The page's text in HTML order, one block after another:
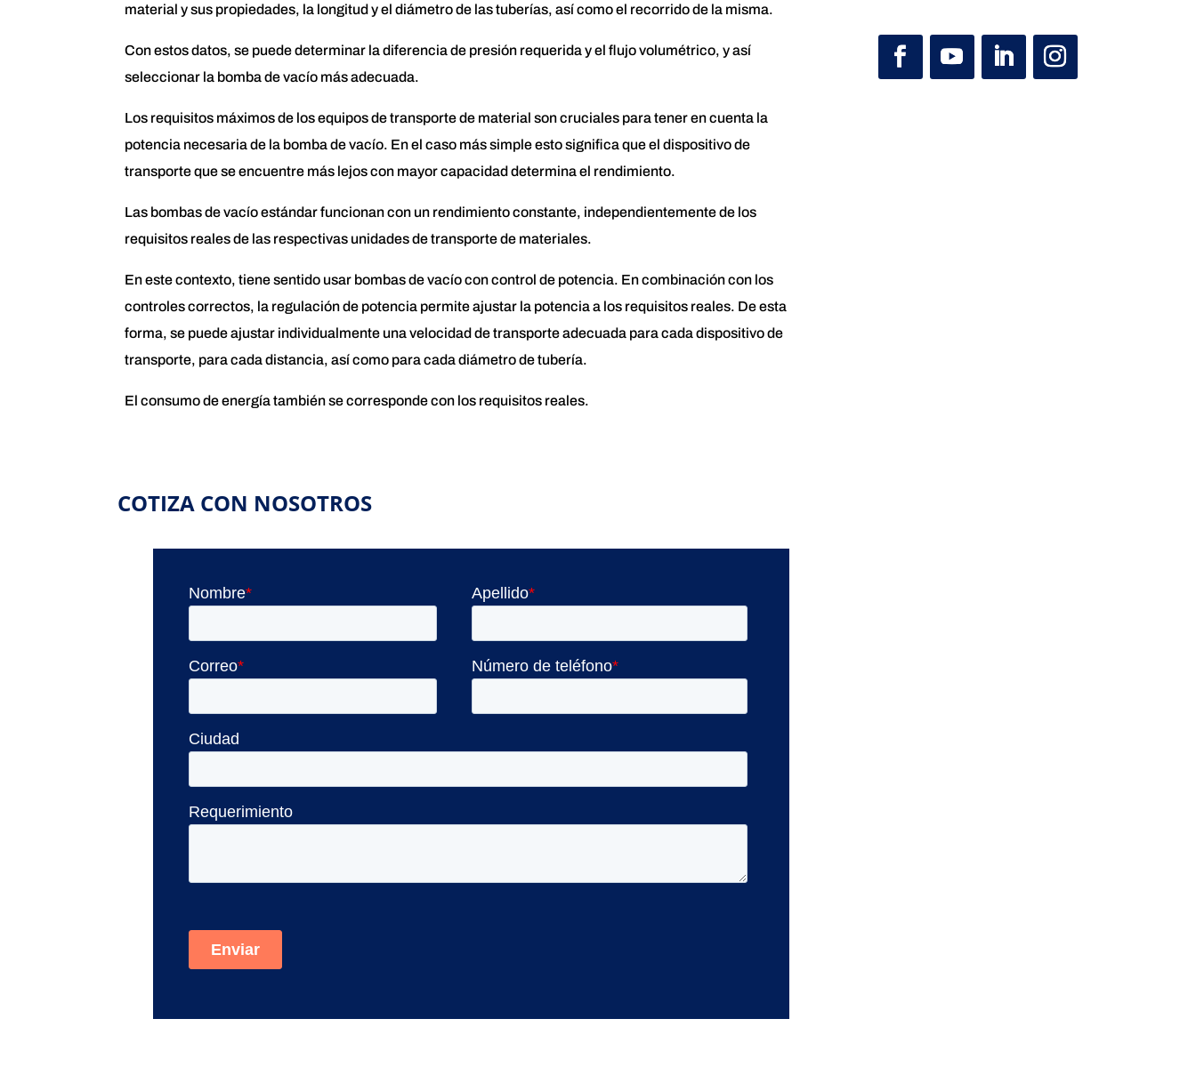
material y sus propiedades, la longitud y el diámetro de las tuberías, así como el recorrido de la misma.
Con estos datos, se puede determinar la diferencia de presión requerida y el flujo volumétrico, y así
seleccionar la bomba de vacío más adecuada.
Los requisitos máximos de los equipos de transporte de material son cruciales para tener en cuenta la
potencia necesaria de la bomba de vacío. En el caso más simple esto significa que el dispositivo de
transporte que se encuentre más lejos con mayor capacidad determina el rendimiento.
Las bombas de vacío estándar funcionan con un rendimiento constante, independientemente de los
requisitos reales de las respectivas unidades de transporte de materiales.
En este contexto, tiene sentido usar bombas de vacío con control de potencia. En combinación con los
controles correctos, la regulación de potencia permite ajustar la potencia a los requisitos reales. De esta
forma, se puede ajustar individualmente una velocidad de transporte adecuada para cada dispositivo de
transporte, para cada distancia, así como para cada diámetro de tubería.
El consumo de energía también se corresponde con los requisitos reales.
COTIZA CON NOSOTROS